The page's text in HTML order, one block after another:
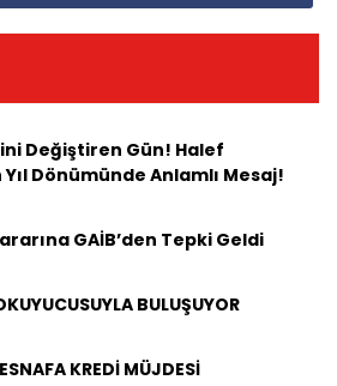
Değiştiren Gün! Halef
Dönümünde Anlamlı Mesaj!
GAİB’den Tepki Geldi
BULUŞUYOR
KREDİ MÜJDESİ